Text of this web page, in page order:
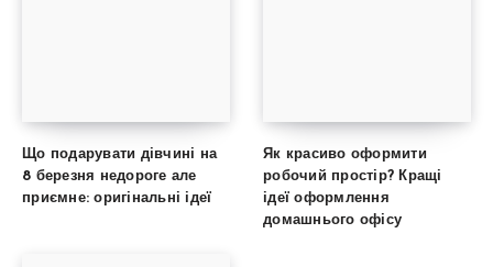
Що подарувати дівчині на
8 березня недороге але
приємне: оригінальні ідеї
Як красиво оформити
робочий простір? Кращі
ідеї оформлення
домашнього офісу